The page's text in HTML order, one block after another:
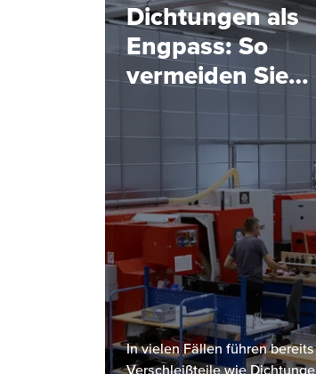
Dichtungen als
Engpass: So
vermeiden Sie
In vielen Fällen führen
Verschleißteile wie